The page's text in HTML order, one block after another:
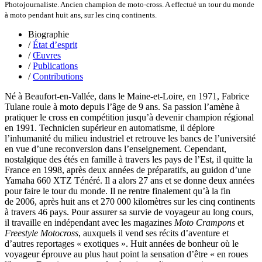
Sauquet Michel
Sauve Philippe
Shipton Eric
Sibony Julie
Sokpakbaïev Berdibek
Soleilhavoup François
Squillace Sophie
Sylvestre Françoise
Tardieu Marc
Terrisse Marc
Tesson Sylvain
Thevenet Jacqueline
Touboul Marion
Toumanov Vadim
Trouplin Boris
Troussier Virginie
Tuilier Romain
Tulane Fabrice
Tzapoff Antoine
Ujfalvy-Bourdon Marie de
Urbain Jean-Didier
Valéry Philippe
Valentin Jean-Pierre
Photojournaliste. Ancien champion de moto-cross. A effectué un tour du monde
à moto pendant huit ans, sur les cinq continents.
Biographie
/État d’esprit
/Œuvres
/Publications
/Contributions
Né à Beaufort-en-Vallée, dans le Maine-et-Loire, en 1971, Fabrice
Tulane roule à moto depuis l’âge de 9 ans. Sa passion l’amène à
pratiquer le cross en compétition jusqu’à devenir champion régional
en 1991. Technicien supérieur en automatisme, il déplore
l’inhumanité du milieu industriel et retrouve les bancs de l’université
en vue d’une reconversion dans l’enseignement. Cependant,
nostalgique des étés en famille à travers les pays de l’Est, il quitte la
France en 1998, après deux années de préparatifs, au guidon d’une
Yamaha 660 XTZ Ténéré. Il a alors 27 ans et se donne deux années
pour faire le tour du monde. Il ne rentre finalement qu’à la fin
de 2006, après huit ans et 270 000 kilomètres sur les cinq continents
à travers 46 pays. Pour assurer sa survie de voyageur au long cours,
il travaille en indépendant avec les magazines Moto Crampons et
Freestyle Motocross, auxquels il vend ses récits d’aventure et
d’autres reportages « exotiques ». Huit années de bonheur où le
voyageur éprouve au plus haut point la sensation d’être « en roues